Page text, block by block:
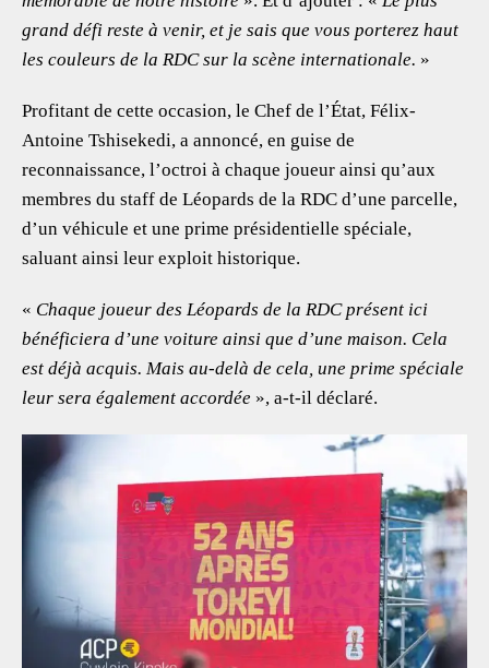
grand défi reste à venir, et je sais que vous porterez haut
les couleurs de la RDC sur la scène internationale. »
Profitant de cette occasion, le Chef de l’État, Félix-
Antoine Tshisekedi, a annoncé, en guise de
reconnaissance, l’octroi à chaque joueur ainsi qu’aux
membres du staff de Léopards de la RDC d’une parcelle,
d’un véhicule et une prime présidentielle spéciale,
saluant ainsi leur exploit historique.
« Chaque joueur des Léopards de la RDC présent ici
bénéficiera d’une voiture ainsi que d’une maison. Cela
est déjà acquis. Mais au-delà de cela, une prime spéciale
leur sera également accordée », a-t-il déclaré.